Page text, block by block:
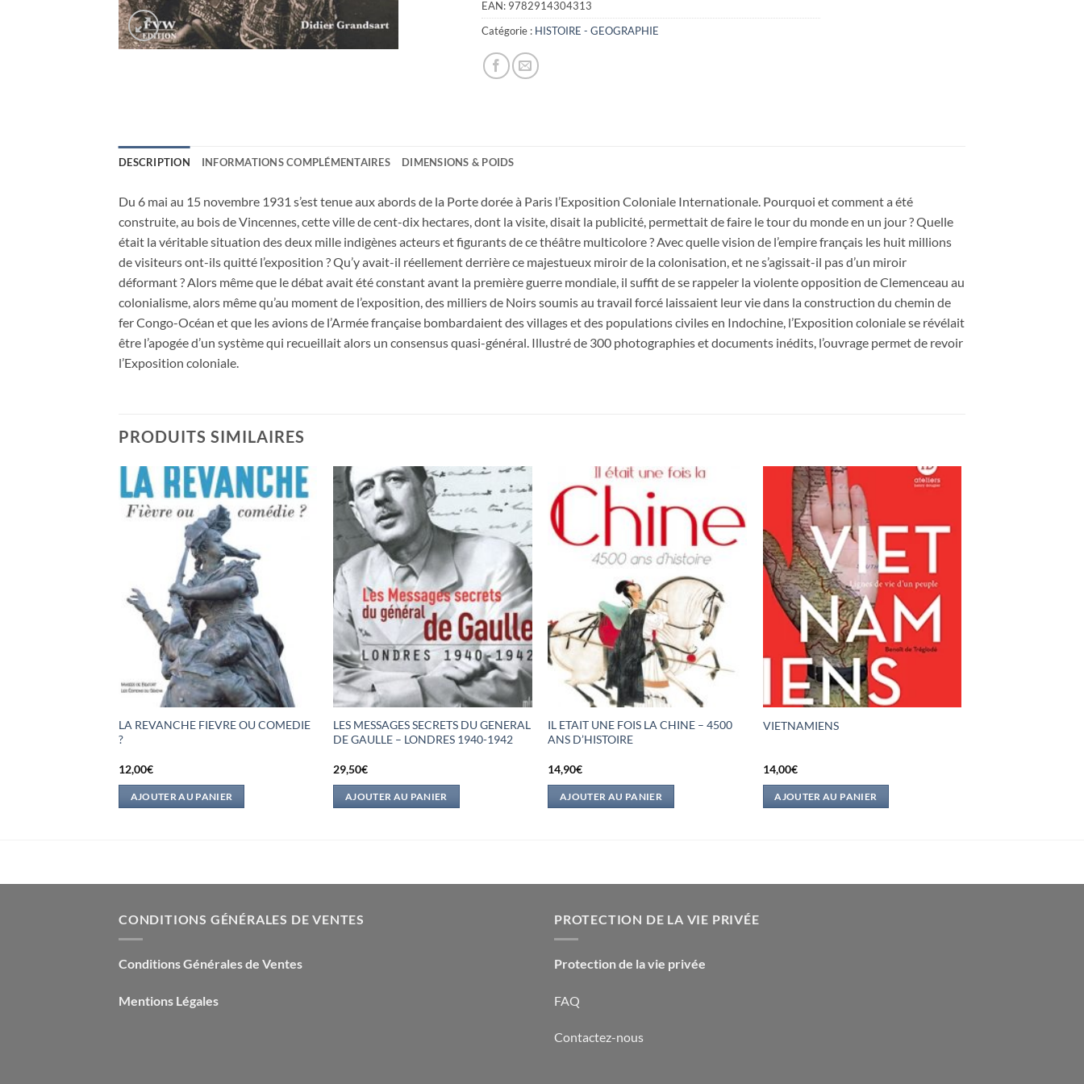
EAN: 9782914304313
Catégorie : HISTOIRE - GEOGRAPHIE
DESCRIPTION INFORMATIONS COMPLÉMENTAIRES DIMENSIONS & POIDS
Du 6 mai au 15 novembre 1931 s’est tenue aux abords de la Porte dorée à Paris l’Exposition Coloniale Internationale. Pourquoi et comment a été
construite, au bois de Vincennes, cette ville de cent-dix hectares, dont la visite, disait la publicité, permettait de faire le tour du monde en un jour ? Quelle
était la véritable situation des deux mille indigènes acteurs et figurants de ce théâtre multicolore ? Avec quelle vision de l’empire français les huit millions
de visiteurs ont-ils quitté l’exposition ? Qu’y avait-il réellement derrière ce majestueux miroir de la colonisation, et ne s’agissait-il pas d’un miroir
déformant ? Alors même que le débat avait été constant avant la première guerre mondiale, il suffit de se rappeler la violente opposition de Clemenceau au
colonialisme, alors même qu’au moment de l’exposition, des milliers de Noirs soumis au travail forcé laissaient leur vie dans la construction du chemin de
fer Congo-Océan et que les avions de l’Armée française bombardaient des villages et des populations civiles en Indochine, l’Exposition coloniale se révélait
être l’apogée d’un système qui recueillait alors un consensus quasi-général. Illustré de 300 photographies et documents inédits, l’ouvrage permet de revoir
l’Exposition coloniale.
PRODUITS SIMILAIRES
LA REVANCHE FIEVRE OU COMEDIE
?
12,00€
AJOUTER AU PANIER
LES MESSAGES SECRETS DU GENERAL
DE GAULLE – LONDRES 1940-1942
29,50€
AJOUTER AU PANIER
IL ETAIT UNE FOIS LA CHINE – 4500
ANS D’HISTOIRE
14,90€
AJOUTER AU PANIER
VIETNAMIENS
14,00€
AJOUTER AU PANIER
CONDITIONS GÉNÉRALES DE VENTES
Conditions Générales de Ventes
Mentions Légales
PROTECTION DE LA VIE PRIVÉE
Protection de la vie privée
FAQ
Contactez-nous